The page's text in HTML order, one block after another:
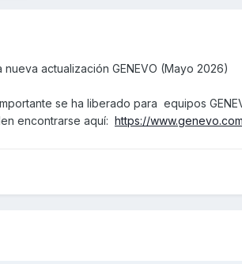
actualización GENEVO (Mayo 2026)
se ha liberado para equipos
encontrarse aquí: https://